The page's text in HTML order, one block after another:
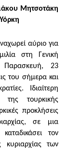
Μητσοτάκη
αύριο για
στη Γενική
23
του σήμερα και
Ιδιαίτερη
τουρκικής
προκλήσεις
σε μια
τον
των